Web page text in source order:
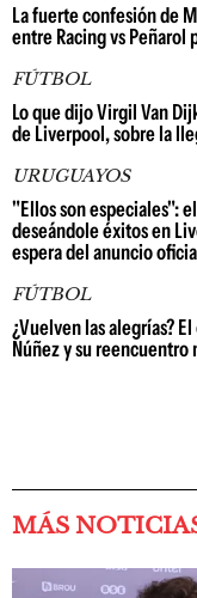
La fuerte confesión de
entre Racing vs Peñarol
FÚTBOL
Lo que dijo Virgil Van
de Liverpool, sobre la
URUGUAYOS
"Ellos son especiales":
deseándole éxitos en
espera del anuncio
FÚTBOL
¿Vuelven las alegrías?
Núñez y su reencuentro
MÁS